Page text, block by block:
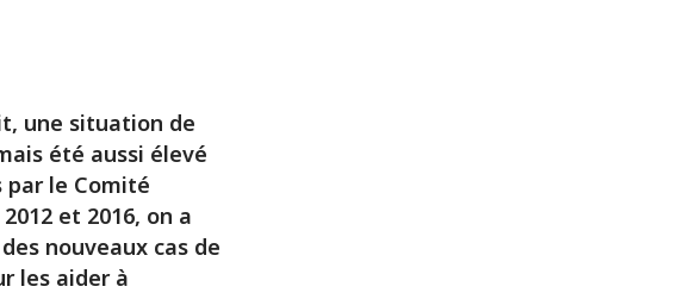
une situation de
été aussi élevé
par le Comité
et 2016, on a
nouveaux cas de
les aider à